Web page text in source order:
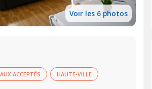
Voir les 6 photos
ACCEPTÉS HAUTE-VILLE